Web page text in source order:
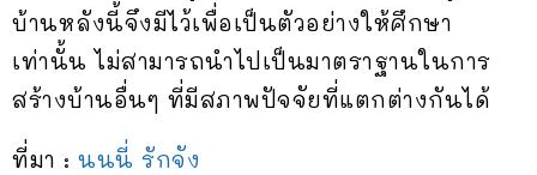
บ้านหลังนี้จึงมีไว้เพื่อเป็นตัวอย่างให้ศึกษา
เท่านั้น ไม่สามารถนำไปเป็นมาตราฐานในการ
สร้างบ้านอื่นๆ ที่มีสภาพปัจจัยที่แตกต่างกันได้
ที่มา : นนนี่ รักจัง